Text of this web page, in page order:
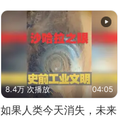
8.4万 次播放 04:05
如果人类今天消失，未来